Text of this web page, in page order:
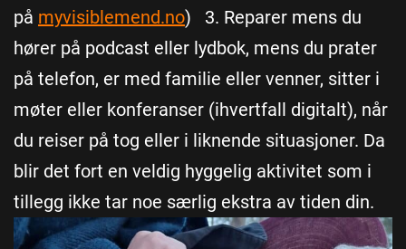
på myvisiblemend.no) 3. Reparer mens du
hører på podcast eller lydbok, mens du prater
på telefon, er med familie eller venner, sitter i
møter eller konferanser (ihvertfall digitalt), når
du reiser på tog eller i liknende situasjoner. Da
blir det fort en veldig hyggelig aktivitet som i
tillegg ikke tar noe særlig ekstra av tiden din.